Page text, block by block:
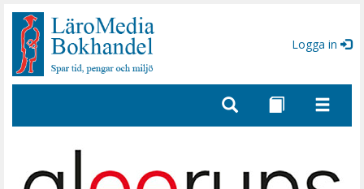
Gå
sidinnehåll
Logga in